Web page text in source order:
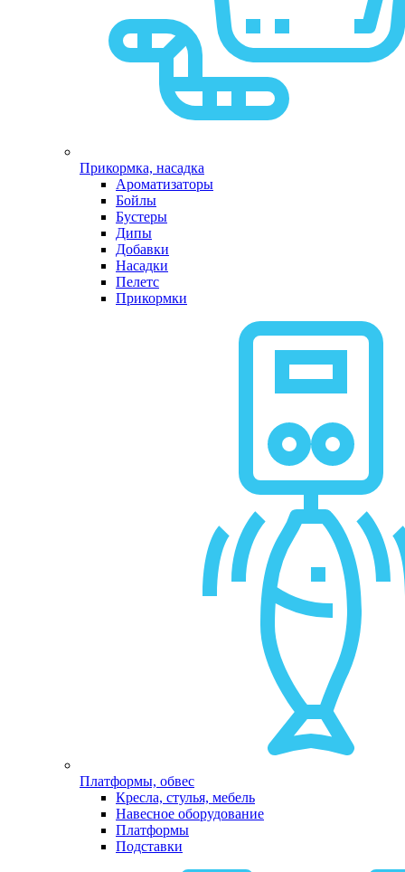
Прикормка, насадка
Ароматизаторы
Бойлы
Бустеры
Дипы
Добавки
Насадки
Пелетс
Прикормки
Платформы, обвес
Кресла, стулья, мебель
Навесное оборудование
Платформы
Подставки